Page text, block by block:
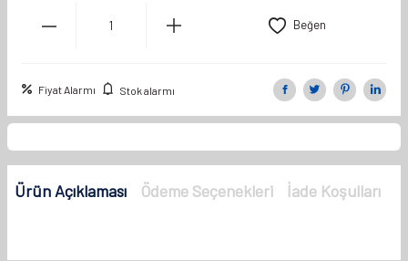
Beğen
Fiyat Alarmı Stok alarmı
Ürün Açıklaması Ödeme Seçenekleri İade Koşulları